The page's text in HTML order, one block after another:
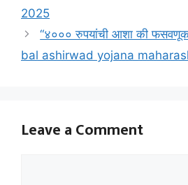
2025
“४००० रुपयांची आशा की
bal ashirwad yojana
Leave a Comment